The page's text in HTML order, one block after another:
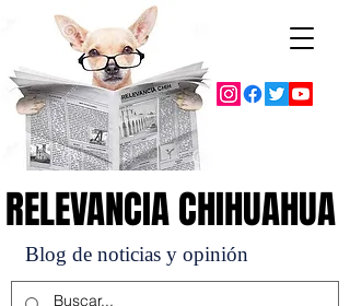
Blog de noticias y opinión
RELEVANCIA CHIHUAHUA
RELEVANCIA CHIHUAHUA